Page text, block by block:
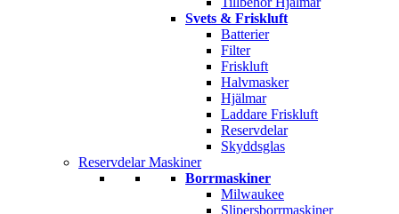
Svets & Friskluft
Batterier
Filter
Friskluft
Halvmasker
Hjälmar
Laddare Friskluft
Reservdelar
Skyddsglas
Reservdelar Maskiner
Borrmaskiner
Milwaukee
Slipersborrmaskiner